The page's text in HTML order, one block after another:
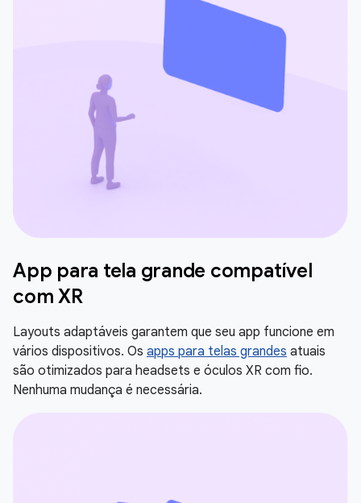
App para tela grande compatível
com XR
Layouts adaptáveis garantem que seu app funcione em
vários dispositivos. Os apps para telas grandes atuais
são otimizados para headsets e óculos XR com fio.
Nenhuma mudança é necessária.